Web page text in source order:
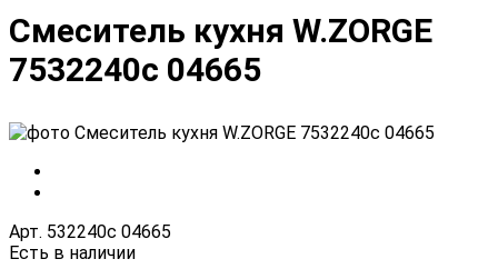
Смеситель кухня W.ZORGE
7532240с 04665
Арт. 532240с 04665
Есть в наличии